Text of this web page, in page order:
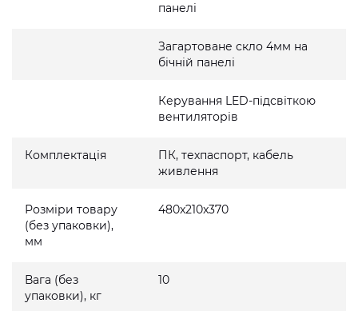
панелі
Загартоване скло 4мм на
бічній панелі
Керування LED-підсвіткою
вентиляторів
Комплектація
ПК, техпаспорт, кабель
живлення
Розміри товару
(без упаковки),
мм
480x210x370
Вага (без
упаковки), кг
10